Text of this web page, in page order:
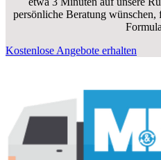
persönliche Beratung
Kostenlose Angebote erhalten